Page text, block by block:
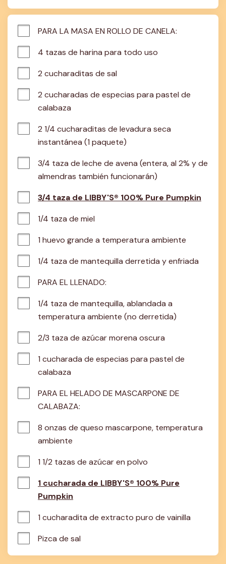
PARA LA MASA EN ROLLO DE CANELA:
4 tazas de harina para todo uso
2 cucharaditas de sal
2 cucharadas de especias para pastel de
calabaza
2 1/4 cucharaditas de levadura seca
instantánea (1 paquete)
3/4 taza de leche de avena (entera, al 2% y de
almendras también funcionarán)
3/4 taza de LIBBY'S® 100% Pure Pumpkin
1/4 taza de miel
1 huevo grande a temperatura ambiente
1/4 taza de mantequilla derretida y enfriada
PARA EL LLENADO:
1/4 taza de mantequilla, ablandada a
temperatura ambiente (no derretida)
2/3 taza de azúcar morena oscura
1 cucharada de especias para pastel de
calabaza
PARA EL HELADO DE MASCARPONE DE
CALABAZA:
8 onzas de queso mascarpone, temperatura
ambiente
1 1/2 tazas de azúcar en polvo
1 cucharada de LIBBY'S® 100% Pure
Pumpkin
1 cucharadita de extracto puro de vainilla
Pizca de sal